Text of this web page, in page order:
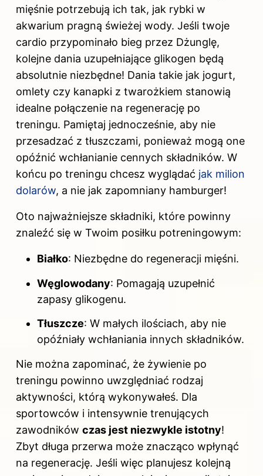
mięśnie potrzebują ich tak, jak rybki w
akwarium pragną świeżej wody. Jeśli twoje
cardio przypominało bieg przez Dżunglę,
kolejne dania uzupełniające glikogen będą
absolutnie niezbędne! Dania takie jak jogurt,
omlety czy kanapki z twarożkiem stanowią
idealne połączenie na regenerację po
treningu. Pamiętaj jednocześnie, aby nie
przesadzać z tłuszczami, ponieważ mogą one
opóźnić wchłanianie cennych składników. W
końcu po treningu chcesz wyglądać jak milion
dolarów, a nie jak zapomniany hamburger!
Oto najważniejsze składniki, które powinny
znaleźć się w Twoim posiłku potreningowym:
Białko: Niezbędne do regeneracji mięśni.
Węglowodany: Pomagają uzupełnić
zapasy glikogenu.
Tłuszcze: W małych ilościach, aby nie
opóźniały wchłaniania innych składników.
Nie można zapominać, że żywienie po
treningu powinno uwzględniać rodzaj
aktywności, którą wykonywałeś. Dla
sportowców i intensywnie trenujących
zawodników czas jest niezwykle istotny!
Zbyt długa przerwa może znacząco wpłynąć
na regenerację. Jeśli więc planujesz kolejną